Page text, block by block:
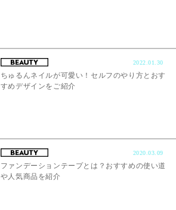
2022.01.30
ちゅるんネイルが可愛い！セルフのやり方とおす
すめデザインをご紹介
2020.03.09
ファンデーションテープとは？おすすめの使い道
や人気商品を紹介